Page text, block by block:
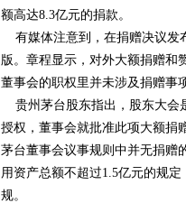
额高达8.3亿元的捐款。
有媒体注意到，在捐赠决议发
版。章程显示，对外大额捐赠和
董事会的职权里并未涉及捐赠事
贵州茅台股东指出，股东大会
授权，董事会就批准此项大额捐
茅台董事会议事规则中并无捐赠
用资产总额不超过1.5亿元的规
规。